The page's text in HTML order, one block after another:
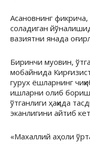
Асановнинг
соладиган
вазиятни янада
Биринчи муовин,
мобайнида
гурух ёшларнинг
ишларни олиб бориш
ўтганлиги ҳақида
эканлигини айтиб
«Махаллий аҳоли